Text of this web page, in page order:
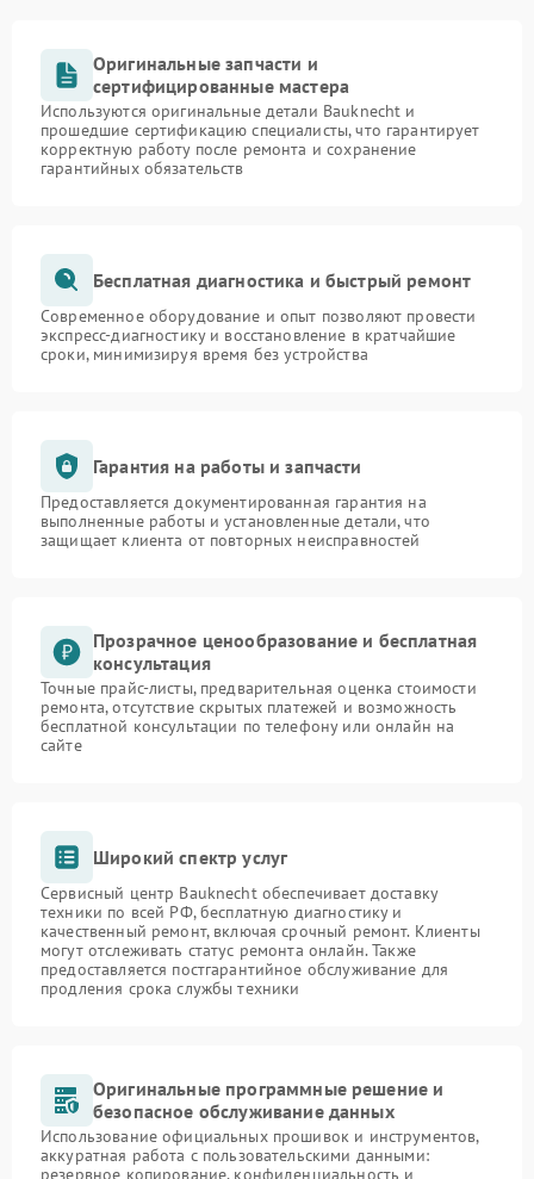
Оригинальные запчасти и
сертифицированные мастера
Используются оригинальные детали Bauknecht и
прошедшие сертификацию специалисты, что гарантирует
корректную работу после ремонта и сохранение
гарантийных обязательств
Бесплатная диагностика и быстрый ремонт
Современное оборудование и опыт позволяют провести
экспресс-диагностику и восстановление в кратчайшие
сроки, минимизируя время без устройства
Гарантия на работы и запчасти
Предоставляется документированная гарантия на
выполненные работы и установленные детали, что
защищает клиента от повторных неисправностей
Прозрачное ценообразование и бесплатная
консультация
Точные прайс-листы, предварительная оценка стоимости
ремонта, отсутствие скрытых платежей и возможность
бесплатной консультации по телефону или онлайн на
сайте
Широкий спектр услуг
Сервисный центр Bauknecht обеспечивает доставку
техники по всей РФ, бесплатную диагностику и
качественный ремонт, включая срочный ремонт. Клиенты
могут отслеживать статус ремонта онлайн. Также
предоставляется постгарантийное обслуживание для
продления срока службы техники
Оригинальные программные решение и
безопасное обслуживание данных
Использование официальных прошивок и инструментов,
аккуратная работа с пользовательскими данными:
резервное копирование, конфиденциальность и